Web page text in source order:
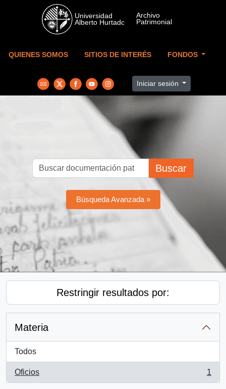
Skip to main content
QUIENES SOMOS SITIOS DE INTERÉS FONDOS
Iniciar sesión
Buscar
Búsqueda Avanzada »
Restringir resultados por:
Materia
Todos
Oficios
, 1 resultados
1